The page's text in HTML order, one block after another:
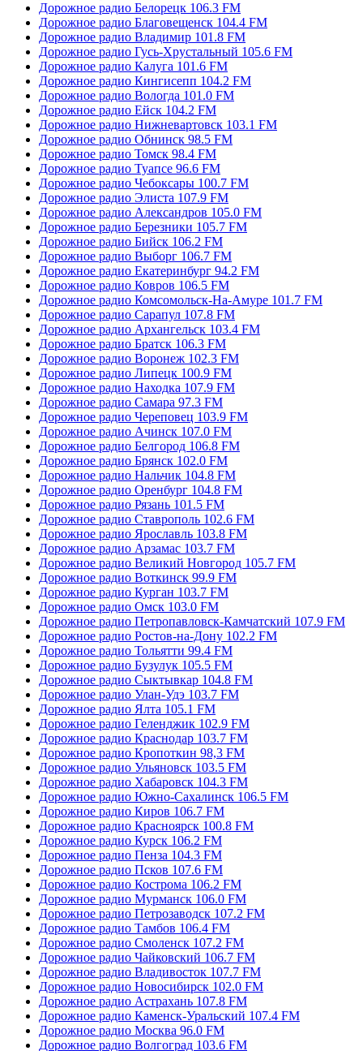
Дорожное радио Белорецк 106.3 FM
Дорожное радио Благовещенск 104.4 FM
Дорожное радио Владимир 101.8 FM
Дорожное радио Гусь-Хрустальный 105.6 FM
Дорожное радио Калуга 101.6 FM
Дорожное радио Кингисепп 104.2 FM
Дорожное радио Вологда 101.0 FM
Дорожное радио Ейск 104.2 FM
Дорожное радио Нижневартовск 103.1 FM
Дорожное радио Обнинск 98.5 FM
Дорожное радио Томск 98.4 FM
Дорожное радио Туапсе 96.6 FM
Дорожное радио Чебоксары 100.7 FM
Дорожное радио Элиста 107.9 FM
Дорожное радио Александров 105.0 FM
Дорожное радио Березники 105.7 FM
Дорожное радио Бийск 106.2 FM
Дорожное радио Выборг 106.7 FM
Дорожное радио Екатеринбург 94.2 FM
Дорожное радио Ковров 106.5 FM
Дорожное радио Комсомольск-На-Амуре 101.7 FM
Дорожное радио Сарапул 107.8 FM
Дорожное радио Архангельск 103.4 FM
Дорожное радио Братск 106.3 FM
Дорожное радио Воронеж 102.3 FM
Дорожное радио Липецк 100.9 FM
Дорожное радио Находка 107.9 FM
Дорожное радио Самара 97.3 FM
Дорожное радио Череповец 103.9 FM
Дорожное радио Ачинск 107.0 FM
Дорожное радио Белгород 106.8 FM
Дорожное радио Брянск 102.0 FM
Дорожное радио Нальчик 104.8 FM
Дорожное радио Оренбург 104.8 FM
Дорожное радио Рязань 101.5 FM
Дорожное радио Ставрополь 102.6 FM
Дорожное радио Ярославль 103.8 FM
Дорожное радио Арзамас 103.7 FM
Дорожное радио Великий Новгород 105.7 FM
Дорожное радио Воткинск 99.9 FM
Дорожное радио Курган 103.7 FM
Дорожное радио Омск 103.0 FM
Дорожное радио Петропавловск-Камчатский 107.9 FM
Дорожное радио Ростов-на-Дону 102.2 FM
Дорожное радио Тольятти 99.4 FM
Дорожное радио Бузулук 105.5 FM
Дорожное радио Сыктывкар 104.8 FM
Дорожное радио Улан-Удэ 103.7 FM
Дорожное радио Ялта 105.1 FM
Дорожное радио Геленджик 102.9 FM
Дорожное радио Краснодар 103.7 FM
Дорожное радио Кропоткин 98,3 FM
Дорожное радио Ульяновск 103.5 FM
Дорожное радио Хабаровск 104.3 FM
Дорожное радио Южно-Сахалинск 106.5 FM
Дорожное радио Киров 106.7 FM
Дорожное радио Красноярск 100.8 FM
Дорожное радио Курск 106.2 FM
Дорожное радио Пенза 104.3 FM
Дорожное радио Псков 107.6 FM
Дорожное радио Кострома 106.2 FM
Дорожное радио Мурманск 106.0 FM
Дорожное радио Петрозаводск 107.2 FM
Дорожное радио Тамбов 106.4 FM
Дорожное радио Смоленск 107.2 FM
Дорожное радио Чайковский 106.7 FM
Дорожное радио Владивосток 107.7 FM
Дорожное радио Новосибирск 102.0 FM
Дорожное радио Астрахань 107.8 FM
Дорожное радио Каменск-Уральский 107.4 FM
Дорожное радио Москва 96.0 FM
Дорожное радио Волгоград 103.6 FM